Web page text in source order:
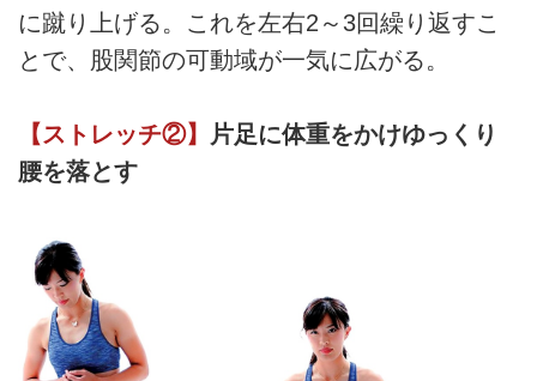
に蹴り上げる。これを左右2～3回繰り返すこ
とで、股関節の可動域が一気に広がる。
【ストレッチ②】
片足に体重をかけゆっくり
腰を落とす